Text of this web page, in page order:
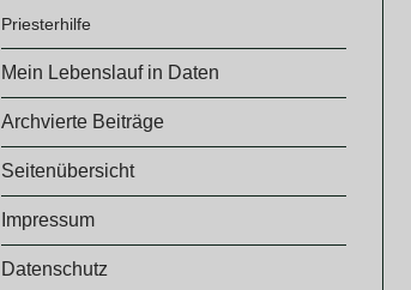
Priesterhilfe
Mein Lebenslauf in Daten
Archvierte Beiträge
Seitenübersicht
Impressum
Datenschutz